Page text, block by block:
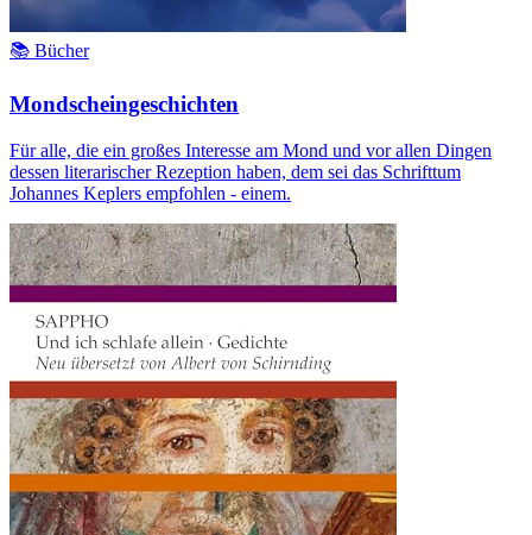
📚 Bücher
Mondscheingeschichten
Für alle, die ein großes Interesse am Mond und vor allen Dingen
dessen literarischer Rezeption haben, dem sei das Schrifttum
Johannes Keplers empfohlen - einem.